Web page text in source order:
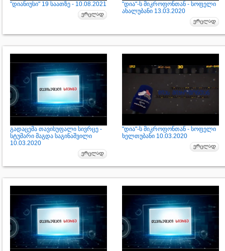
"დიანიუსი" 19 საათზე - 10.08.2021
"დია"-ს მიკროფონთან - სოფელი
ახალუბანი 13.03.2020
გადაცემა თავისუფალი სივრცე -
სტუმარი მაგდა საგინაშვილი
10.03.2020
"დია"-ს მიკროფონთან - სოფელი
ხელთუბანი 10.03.2020